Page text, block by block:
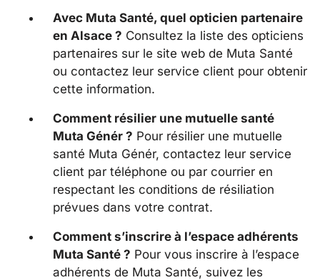
Avec Muta Santé, quel opticien partenaire
en Alsace ? Consultez la liste des opticiens
partenaires sur le site web de Muta Santé
ou contactez leur service client pour obtenir
cette information.
Comment résilier une mutuelle santé
Muta Génér ? Pour résilier une mutuelle
santé Muta Génér, contactez leur service
client par téléphone ou par courrier en
respectant les conditions de résiliation
prévues dans votre contrat.
Comment s’inscrire à l’espace adhérents
Muta Santé ? Pour vous inscrire à l’espace
adhérents de Muta Santé, suivez les